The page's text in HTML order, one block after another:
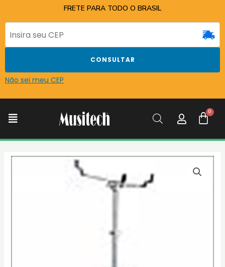
conteúdo
FRETE PARA TODO O BRASIL
CONSULTAR
Não sei meu CEP
Menu